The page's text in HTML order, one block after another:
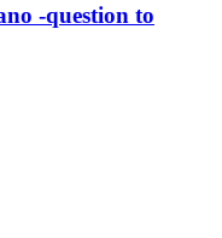
-question to